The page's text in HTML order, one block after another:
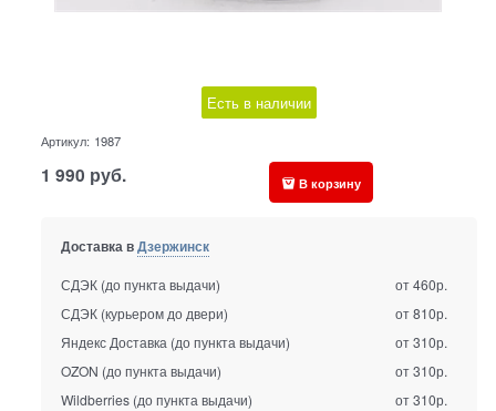
Есть в наличии
Артикул: 1987
1 990 руб. В корзину
Доставка вДзержинск
СДЭК (до пункта выдачи)
от 460р.
СДЭК (курьером до двери)
от 810р.
Яндекс Доставка (до пункта выдачи)
от 310р.
OZON (до пункта выдачи)
от 310р.
Wildberries (до пункта выдачи)
от 310р.